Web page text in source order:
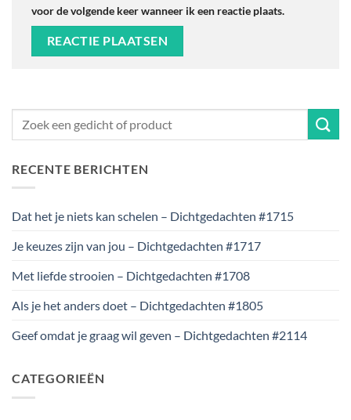
voor de volgende keer wanneer ik een reactie plaats.
RECENTE BERICHTEN
Dat het je niets kan schelen – Dichtgedachten #1715
Je keuzes zijn van jou – Dichtgedachten #1717
Met liefde strooien – Dichtgedachten #1708
Als je het anders doet – Dichtgedachten #1805
Geef omdat je graag wil geven – Dichtgedachten #2114
CATEGORIEËN